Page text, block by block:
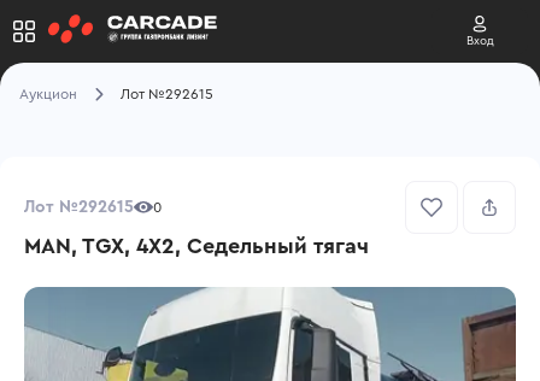
Вход
Аукцион Лот №292615
Лот №292615 0
MAN, TGX, 4X2, Седельный тягач